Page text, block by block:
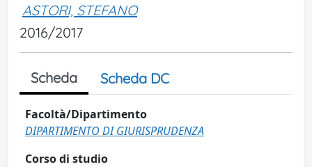
ASTORI, STEFANO
2016/2017
Scheda Scheda DC
Facoltà/Dipartimento
DIPARTIMENTO DI GIURISPRUDENZA
Corso di studio